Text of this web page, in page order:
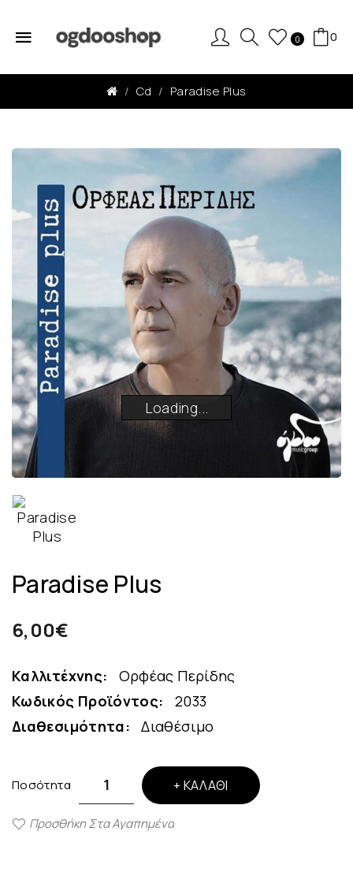
0 0
Cd Paradise Plus
Loading...
Loading...
Loading...
Loading...
Paradise Plus
6,00€
Καλλιτέχνης:
Ορφέας Περίδης
Κωδικός Προϊόντος:
2033
Διαθεσιμότητα:
Διαθέσιμο
Ποσότητα ΚΑΛΆΘΙ
Προσθήκη Στα Αγαπημένα